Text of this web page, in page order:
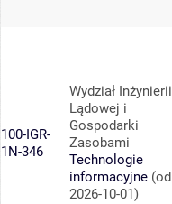
100-IGR-
1N-346
Wydział Inżynierii
Lądowej i
Gospodarki
Zasobami
Technologie
informacyjne (od
2026-10-01)